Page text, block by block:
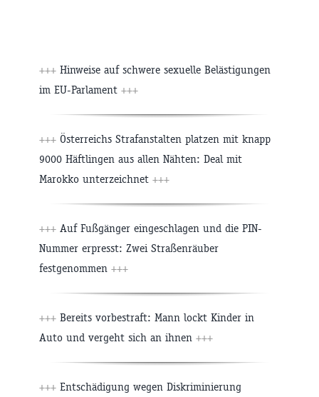
+++ Hinweise auf schwere sexuelle Belästigungen
im EU-Parlament +++
+++ Österreichs Strafanstalten platzen mit knapp
9000 Häftlingen aus allen Nähten: Deal mit
Marokko unterzeichnet +++
+++ Auf Fußgänger eingeschlagen und die PIN-
Nummer erpresst: Zwei Straßenräuber
festgenommen +++
+++ Bereits vorbestraft: Mann lockt Kinder in
Auto und vergeht sich an ihnen +++
+++ Entschädigung wegen Diskriminierung